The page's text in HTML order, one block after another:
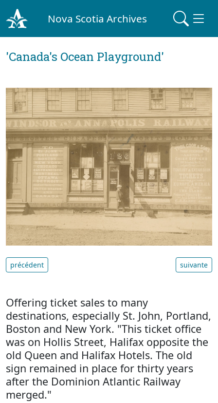
Nova Scotia Archives
'Canada's Ocean Playground'
précédent suivante
Offering ticket sales to many
destinations, especially St. John, Portland,
Boston and New York. "This ticket office
was on Hollis Street, Halifax opposite the
old Queen and Halifax Hotels. The old
sign remained in place for thirty years
after the Dominion Atlantic Railway
merged."